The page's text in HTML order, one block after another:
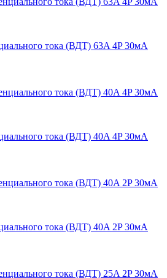
тока (ВДТ) 63A 4P 30мА
тока (ВДТ) 40A 4P 30мА
тока (ВДТ) 40A 2P 30мА